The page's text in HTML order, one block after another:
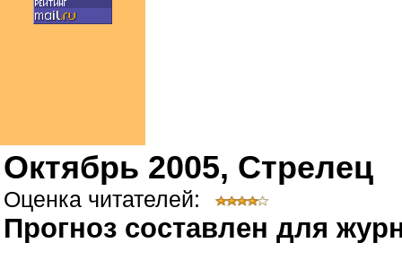
Октябрь 2005, Стрелец
Оценка читателей:
Прогноз составлен для